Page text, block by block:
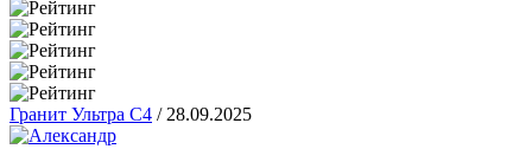
Гранит Ультра С4 / 28.09.2025